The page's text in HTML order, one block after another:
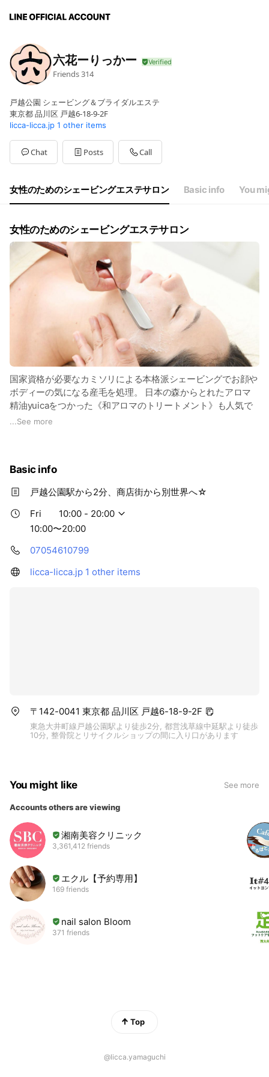
六花ーりっかー
Friends314
戸越公園 シェービング＆ブライダルエステ
東京都 品川区 戸越6-18-9-2F
licca-licca.jp 1 other items
Chat Posts Call
女性のためのシェービングエステサロン Basic info You
女性のためのシェービングエステサロン
国家資格が必要なカミソリによる本格派シェービングでお顔や
ボディーの気になる産毛を処理。 日本の森からとれたアロマ
精油yuicaをつかった《和アロマのトリートメント》も人気で
す♪ 普段のお手入れはもちろん、ブライダルや特別な日のため
いCOOLなエステ☆
ぜひ、美容習慣に取り入れて下さい！
...See more
Basic info
戸越公園駅から2分、商店街から別世界へ☆
Fri
10:00 - 20:00
10:00〜20:00
07054610799
licca-licca.jp 1 other items
〒142-0041 東京都 品川区 戸越6-18-9-2F
東急大井町線戸越公園駅より徒歩2分, 都営浅草線中延駅より徒歩
10分, 整骨院とリサイクルショップの間に入り口があります
You might like See more
Accounts others are viewing
湘南美容クリニック
3,361,412 friends
エクル【予約専用】
169 friends
nail salon Bloom
371 friends
Top
@licca.yamaguchi